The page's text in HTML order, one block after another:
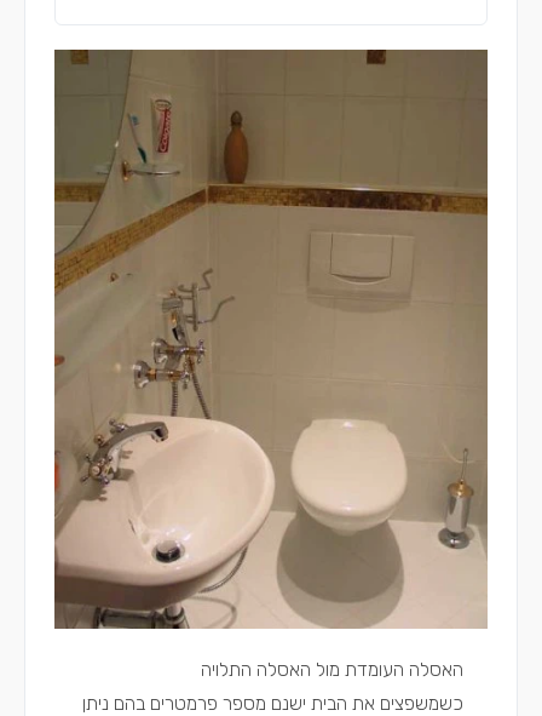
האסלה העומדת מול האסלה התלויה
כשמשפצים את הבית ישנם מספר פרמטרים בהם ניתן